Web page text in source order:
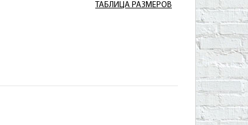
ТАБЛИЦА РАЗМЕРОВ